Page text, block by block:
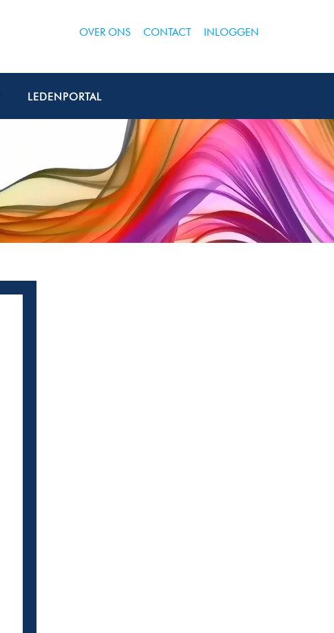
OVER ONS CONTACT INLOGGEN
LEDENPORTAL